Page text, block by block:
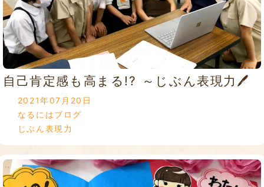
自己肯定感も高まる!? ～じぶん表現力🖊
2021年07月20日
なるにはブログ
じぶん表現力